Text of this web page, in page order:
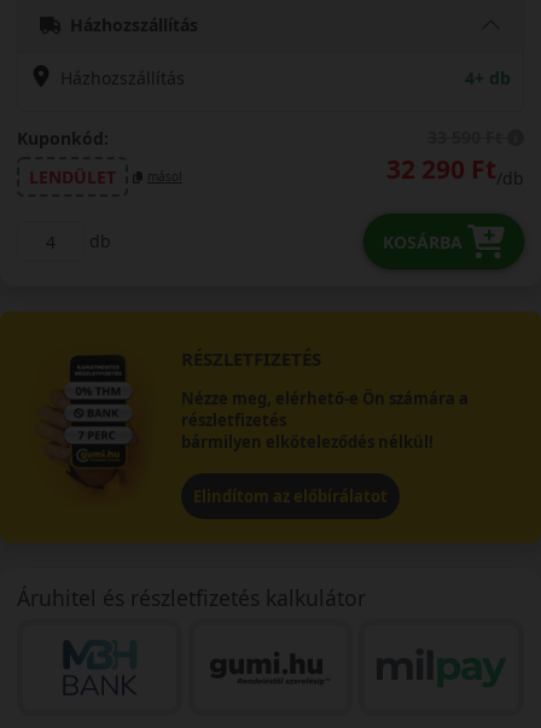
Házhozszállítás
Házhozszállítás 4+ db
Kuponkód:
LENDÜLET
másol 32 290 Ft/db
db KOSÁRBA
RÉSZLETFIZETÉS
Nézze meg, elérhető-e Ön számára a
részletfizetés
bármilyen elköteleződés nélkül!
Elindítom az előbírálatot
Áruhitel és részletfizetés kalkulátor